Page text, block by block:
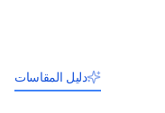
دليل المقاسات